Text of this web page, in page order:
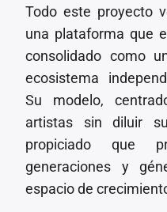
Todo este proyecto
una plataforma que
consolidado como
ecosistema
Su modelo,
artistas sin diluir
propiciado que
generaciones y
espacio de